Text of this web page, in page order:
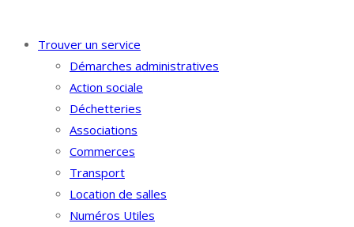
Trouver un service
Démarches administratives
Action sociale
Déchetteries
Associations
Commerces
Transport
Location de salles
Numéros Utiles